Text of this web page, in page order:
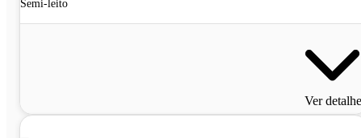
Semi-leito
Ver